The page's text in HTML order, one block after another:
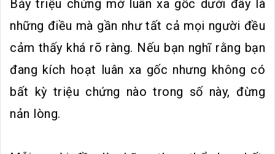
Bảy triệu chứng mở luân xa gốc dưới đây là
những điều mà gần như tất cả mọi người đều
cảm thấy khá rõ ràng. Nếu bạn nghĩ rằng bạn
đang kích hoạt luân xa gốc nhưng không có
bất kỳ triệu chứng nào trong số này, đừng
nản lòng.